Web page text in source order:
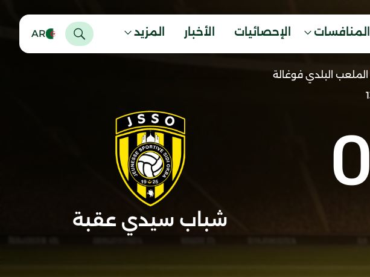
المنافسات الإحصائيات الأخبار المزيد AR
الملعب البلدي فوغالة
0
شباب سيدي عقبة